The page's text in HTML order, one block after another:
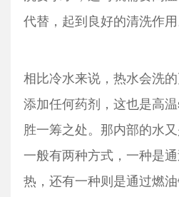
代替，起到良好的清洗作用
相比冷水来说，热水会洗
添加任何药剂，这也是高
胜一筹之处。那内部的水
一般有两种方式，一种是
热，还有一种则是通过燃油